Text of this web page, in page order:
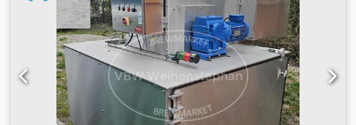
rad u uskim okruženjima. Ručno podesiva širina vrećice
osigurava visoku fleksibilnost za različite formate
pakiranja. Moderni HMI upravljački panel omogućuje
jednostavno i intuitivno upravljanje svim funkcijama.
Robusno kućište od nehrđajućeg čelika 304 jamči
dugovječnost, visoke higijenske standarde i pouzdane
performanse u svakodnevnom radu. Naša najsuvremenija